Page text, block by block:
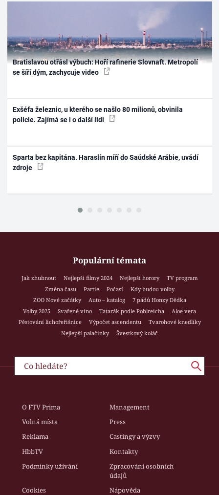
Bratislavou otřásl výbuch: Hoří rafinerie Slovnaft. Metropolí
se šíří dým, zachycuje video
Exšéfa železnic, u kterého se našlo 80 milionů, obvinila
policie. Zajímá se i o další lidi
Sparta bez kapitána. Haraslín míří do Saúdské Arábie, uvádí
zdroje
Populární témata
Jak zhubnout Nejlepší filmy 2024 Nejlepší horory
TV program
Změna času
Partie Počasí
Kdy budou volby
ZOO Nové začátky
Auto – katalog
7 pádů Honzy Dědka
Volby 2025
Svařené víno Tatarák podle Pohlreicha
Aloe vera
Pěstování lichořeřišnice
Výpočet ascendentu
Tvarohové knedlíky
Nejlepší palačinky
Švestkový koláč
O FTV Prima
Management
Volná místa
Press
Reklama
Castingy a výzvy
HbbTV
Kontakty
Podmínky užívání
Zpracování osobních
údajů
Cookies
Nápověda